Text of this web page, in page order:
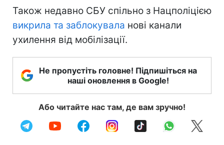
Також недавно СБУ спільно з Нацполіцією
викрила та заблокувала нові канали
ухилення від мобілізації.
Не пропустіть головне! Підпишіться на
наші оновлення в Google!
Або читайте нас там, де вам зручно!